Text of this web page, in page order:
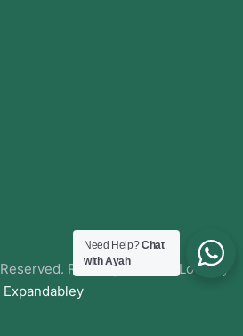
Redesigned With Love By
Expandabley
Need Help?Chat
with Ayah